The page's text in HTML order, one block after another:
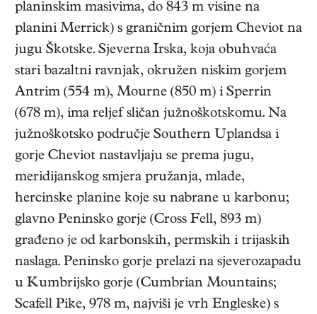
planinskim masivima, do 843 m visine na
planini Merrick) s graničnim gorjem Cheviot na
jugu Škotske. Sjeverna Irska, koja obuhvaća
stari bazaltni ravnjak, okružen niskim gorjem
Antrim (554 m), Mourne (850 m) i Sperrin
(678 m), ima reljef sličan južnoškotskomu. Na
južnoškotsko područje Southern Uplandsa i
gorje Cheviot nastavljaju se prema jugu,
meridijanskog smjera pružanja, mlade,
hercinske planine koje su nabrane u karbonu;
glavno Peninsko gorje (Cross Fell, 893 m)
građeno je od karbonskih, permskih i trijaskih
naslaga. Peninsko gorje prelazi na sjeverozapadu
u Kumbrijsko gorje (Cumbrian Mountains;
Scafell Pike, 978 m, najviši je vrh Engleske) s